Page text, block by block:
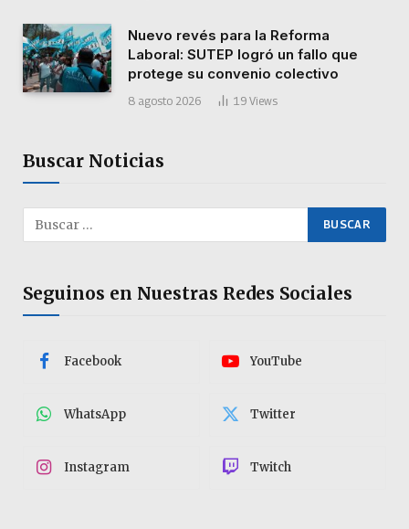
Nuevo revés para la Reforma
Laboral: SUTEP logró un fallo que
protege su convenio colectivo
8 agosto 2026 19 Views
Buscar Noticias
Seguinos en Nuestras Redes Sociales
Facebook YouTube
WhatsApp Twitter
Instagram Twitch